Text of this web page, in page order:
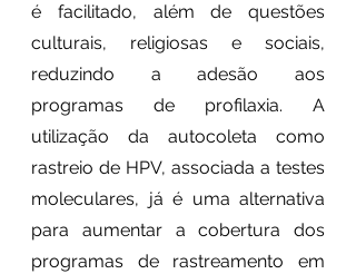
é facilitado, além de questões
culturais, religiosas e sociais,
reduzindo a adesão aos
programas de profilaxia. A
utilização da autocoleta como
rastreio de HPV, associada a testes
moleculares, já é uma alternativa
para aumentar a cobertura dos
programas de rastreamento em